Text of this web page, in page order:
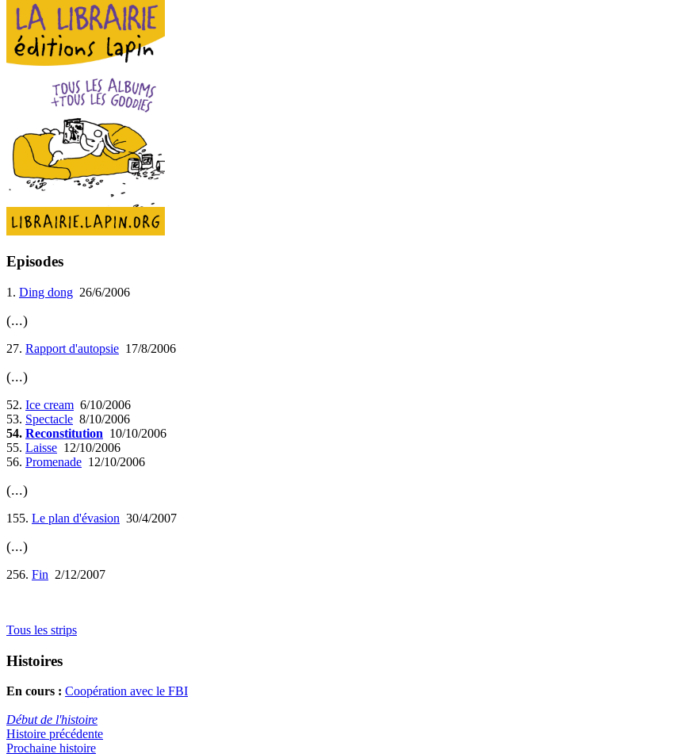
Episodes
1. Ding dong 26/6/2006
(...)
27. Rapport d'autopsie 17/8/2006
(...)
52. Ice cream 6/10/2006
53. Spectacle 8/10/2006
54. Reconstitution 10/10/2006
55. Laisse 12/10/2006
56. Promenade 12/10/2006
(...)
155. Le plan d'évasion 30/4/2007
(...)
256. Fin 2/12/2007
Tous les strips
Histoires
En cours : Coopération avec le FBI
Début de l'histoire
Histoire précédente
Prochaine histoire